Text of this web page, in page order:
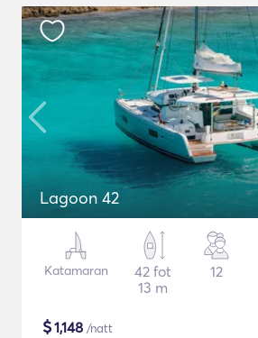
Lagoon 42
Katamaran
42 fot
13 m
12
$1,148 /natt